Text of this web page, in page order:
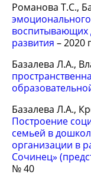
Романова Т.С.,
воспитывающих
развития – 2020
Базалева Л.А.,
Базалева Л.А.,
Построение
семьей в
организации в
Сочинец»
№ 40